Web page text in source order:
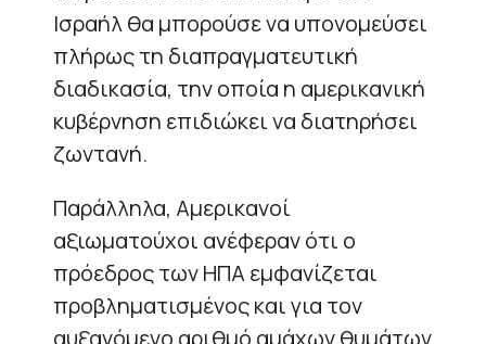
Ισραήλ θα μπορούσε να υπονομεύσει
πλήρως τη διαπραγματευτική
διαδικασία, την οποία η αμερικανική
κυβέρνηση επιδιώκει να διατηρήσει
ζωντανή.
Παράλληλα, Αμερικανοί
αξιωματούχοι ανέφεραν ότι ο
πρόεδρος των ΗΠΑ εμφανίζεται
προβληματισμένος και για τον
αυξανόμενο αριθμό αμάχων θυμάτων